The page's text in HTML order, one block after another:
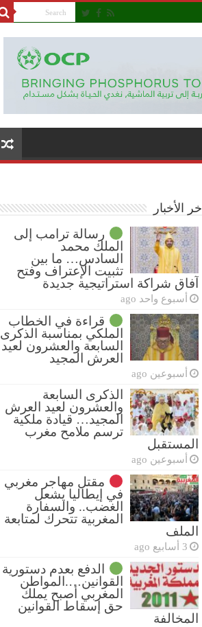
أخر الأخبار
رسالة ترامب إلى
الملك محمد
السادس… ما بين
تثبيت الإعتراف وفتح
آفاق شراكة استراتيجية جديدة
أسبوع واحد ago
قراءة في الخطاب
الملكي بمناسبة الذكرى
السابعة والعشرون لعيد
العرش المجيد
أسبوعين ago
الذكرى السابعة
والعشرون لعيد العرش
المجيد… قيادة ملكية
ترسم ملامح مغرب
المستقبل
أسبوعين ago
مقتل مهاجر مغربي
في إيطاليا يشعل
الغضب.. والسفارة
المغربية تتحرك لمتابعة
الملف
3 أسابيع ago
الدفع بعدم دستورية
القوانين….المواطن
المغربي أصبح يملك
حق إسقاط القوانين
المخالفة